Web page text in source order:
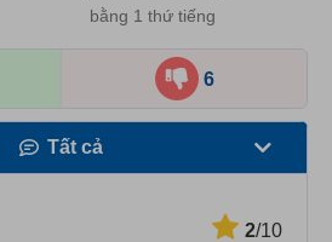
bằng 1 thứ tiếng
6
Tất cả
2/10